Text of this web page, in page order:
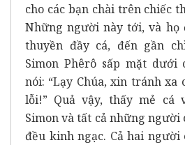
cho các bạn chài trên chiếc
Những người này tới, và họ
thuyền đầy cá, đến gần
Simon Phêrô sấp mặt dưới
nói: “Lạy Chúa, xin tránh xa
lỗi!” Quả vậy, thấy mẻ cá
Simon và tất cả những người
đều kinh ngạc. Cả hai người